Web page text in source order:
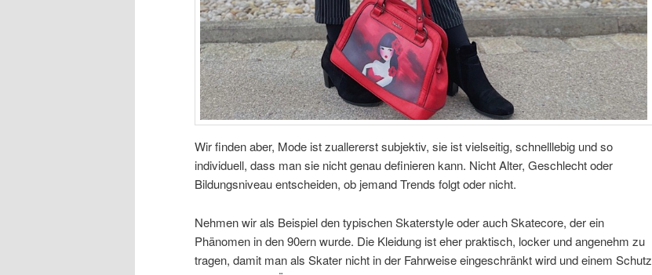
Wir finden aber, Mode ist zuallererst subjektiv, sie ist vielseitig, schnelllebig und so
individuell, dass man sie nicht genau definieren kann. Nicht Alter, Geschlecht oder
Bildungsniveau entscheiden, ob jemand Trends folgt oder nicht.
Nehmen wir als Beispiel den typischen Skaterstyle oder auch Skatecore, der ein
Phänomen in den 90ern wurde. Die Kleidung ist eher praktisch, locker und angenehm zu
tragen, damit man als Skater nicht in der Fahrweise eingeschränkt wird und einem Schutz